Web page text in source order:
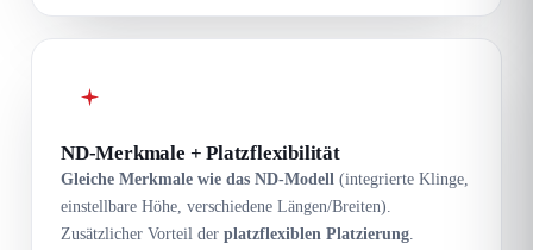
ND-Merkmale + Platzflexibilität
Gleiche Merkmale wie das ND-Modell (integrierte Klinge,
einstellbare Höhe, verschiedene Längen/Breiten).
Zusätzlicher Vorteil der platzflexiblen Platzierung.